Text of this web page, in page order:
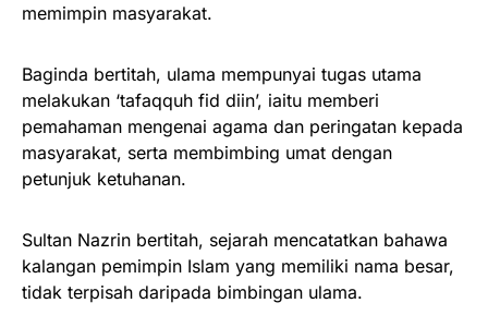
memimpin masyarakat.
Baginda bertitah, ulama mempunyai tugas utama
melakukan ‘tafaqquh fid diin’, iaitu memberi
pemahaman mengenai agama dan peringatan kepada
masyarakat, serta membimbing umat dengan
petunjuk ketuhanan.
Sultan Nazrin bertitah, sejarah mencatatkan bahawa
kalangan pemimpin Islam yang memiliki nama besar,
tidak terpisah daripada bimbingan ulama.